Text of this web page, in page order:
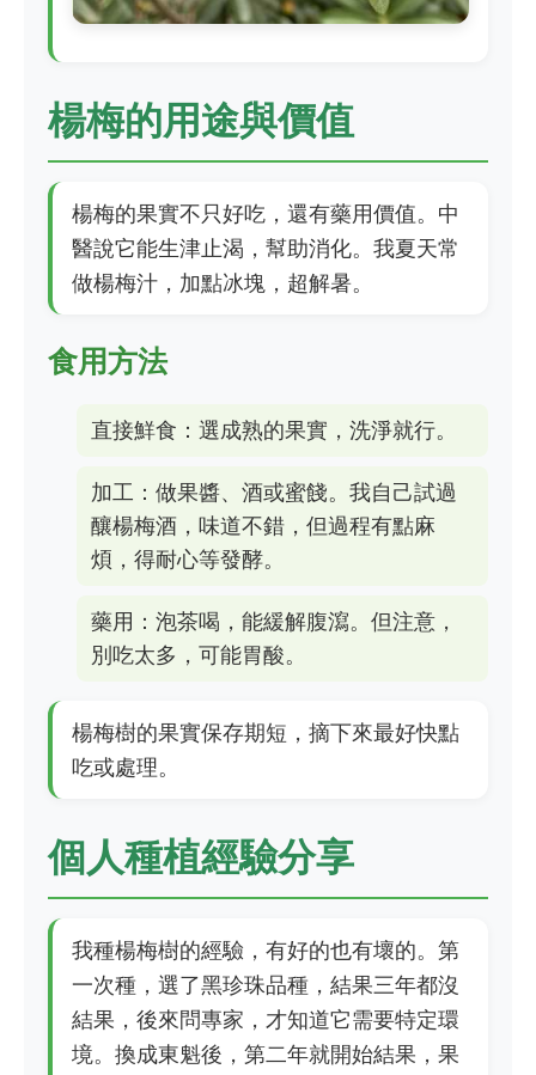
楊梅的用途與價值
楊梅的果實不只好吃，還有藥用價值。中
醫說它能生津止渴，幫助消化。我夏天常
做楊梅汁，加點冰塊，超解暑。
食用方法
直接鮮食：選成熟的果實，洗淨就行。
加工：做果醬、酒或蜜餞。我自己試過
釀楊梅酒，味道不錯，但過程有點麻
煩，得耐心等發酵。
藥用：泡茶喝，能緩解腹瀉。但注意，
別吃太多，可能胃酸。
楊梅樹的果實保存期短，摘下來最好快點
吃或處理。
個人種植經驗分享
我種楊梅樹的經驗，有好的也有壞的。第
一次種，選了黑珍珠品種，結果三年都沒
結果，後來問專家，才知道它需要特定環
境。換成東魁後，第二年就開始結果，果